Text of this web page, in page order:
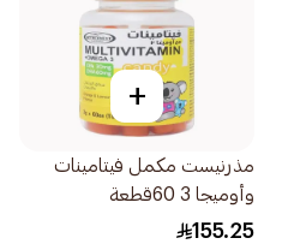
+
مذرنيست مكمل فيتامينات
وأوميجا 3 60قطعة
155.25